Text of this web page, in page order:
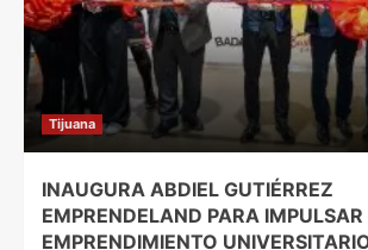
Tijuana
INAUGURA ABDIEL GUTIÉRREZ
EMPRENDELAND PARA IMPULSAR
EMPRENDIMIENTO